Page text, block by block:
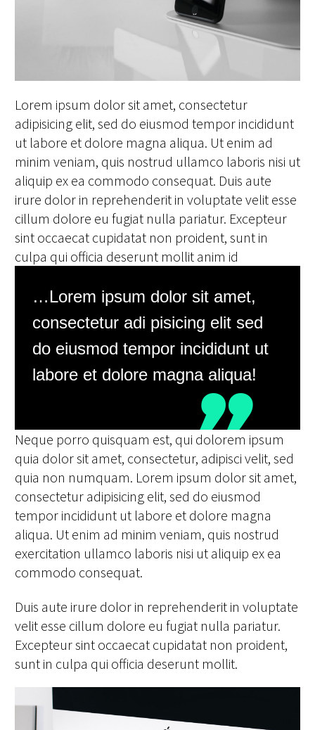
Lorem ipsum dolor sit amet, consectetur
adipisicing elit, sed do eiusmod tempor incididunt
ut labore et dolore magna aliqua. Ut enim ad
minim veniam, quis nostrud ullamco laboris nisi ut
aliquip ex ea commodo consequat. Duis aute
irure dolor in reprehenderit in voluptate velit esse
cillum dolore eu fugiat nulla pariatur. Excepteur
sint occaecat cupidatat non proident, sunt in
culpa qui officia deserunt mollit anim id
…Lorem ipsum dolor sit amet,
consectetur adi pisicing elit sed
do eiusmod tempor incididunt ut
labore et dolore magna aliqua!
Neque porro quisquam est, qui dolorem ipsum
quia dolor sit amet, consectetur, adipisci velit, sed
quia non numquam. Lorem ipsum dolor sit amet,
consectetur adipisicing elit, sed do eiusmod
tempor incididunt ut labore et dolore magna
aliqua. Ut enim ad minim veniam, quis nostrud
exercitation ullamco laboris nisi ut aliquip ex ea
commodo consequat.
Duis aute irure dolor in reprehenderit in voluptate
velit esse cillum dolore eu fugiat nulla pariatur.
Excepteur sint occaecat cupidatat non proident,
sunt in culpa qui officia deserunt mollit.